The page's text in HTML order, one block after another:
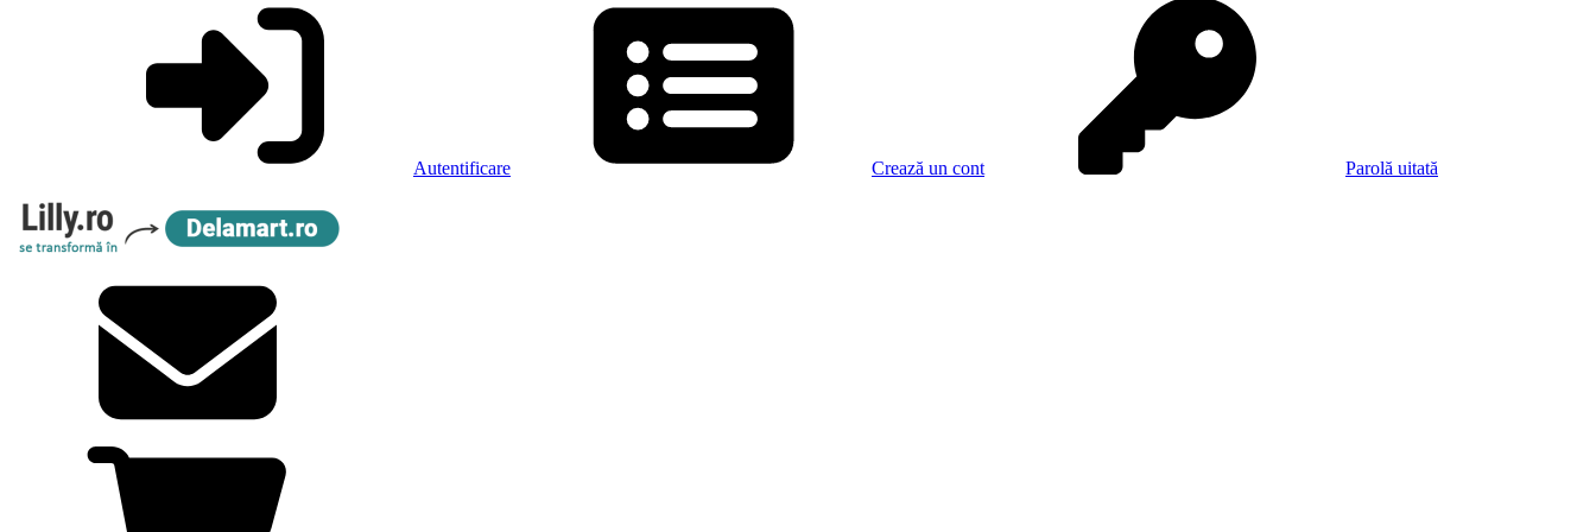
Autentificare Crează un cont Parolă uitată